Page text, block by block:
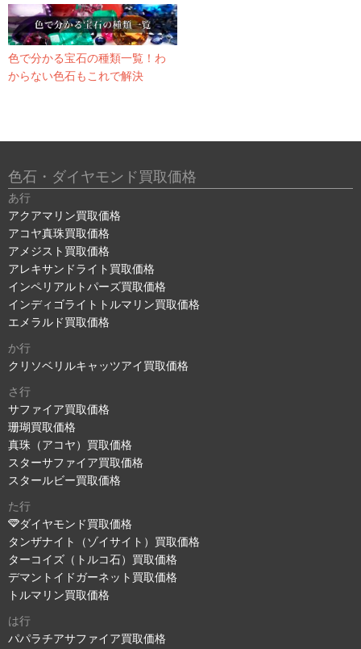
色で分かる宝石の種類一覧！わ
からない色石もこれで解決
色石・ダイヤモンド買取価格
あ行
アクアマリン買取価格
アコヤ真珠買取価格
アメジスト買取価格
アレキサンドライト買取価格
インペリアルトパーズ買取価格
インディゴライトトルマリン買取価格
エメラルド買取価格
か行
クリソベリルキャッツアイ買取価格
さ行
サファイア買取価格
珊瑚買取価格
真珠（アコヤ）買取価格
スターサファイア買取価格
スタールビー買取価格
た行
ダイヤモンド買取価格
タンザナイト（ゾイサイト）買取価格
ターコイズ（トルコ石）買取価格
デマントイドガーネット買取価格
トルマリン買取価格
は行
パパラチアサファイア買取価格